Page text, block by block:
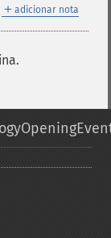
＋ adicionar nota